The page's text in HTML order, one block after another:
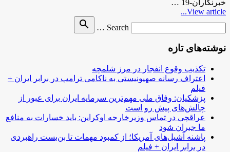
خبرنگاران-19 …
View article...
Search …
search
نوشته‌های تازه
تکذیب وقوع انفجار در مرز شلمچه
اعتراف رسانه صهیونیستی به ناکامی ترامپ در برابر ایران +
فیلم
پزشکیان: وفاق ملی مهم‌ترین سرمایه ایران برای عبور از
چالش‌های پیش رو است
عراقچی در تماس وزیرخارجه اوکراین: باید خسارات به منافع
ما جبران شود
پاشنه آشیل‌های آمریکا؛ از کمبود مهمات تا بن‌بست راهبردی
در برابر ایران + فیلم